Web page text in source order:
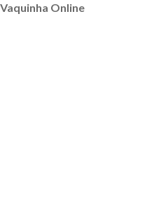
Vaquinha Online